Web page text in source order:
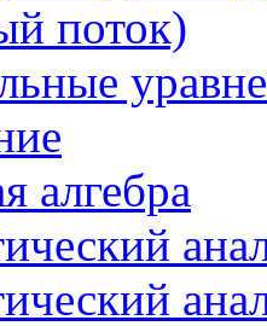
поток)
алгебра